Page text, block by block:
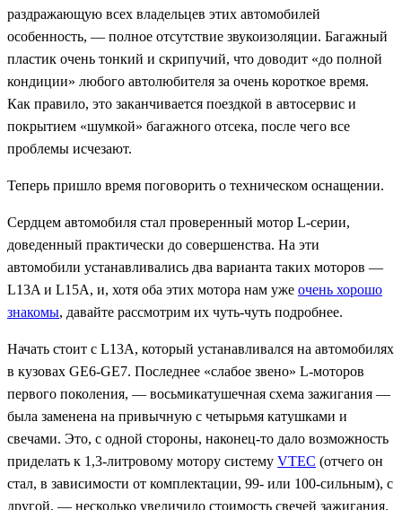
раздражающую всех владельцев этих автомобилей
особенность, — полное отсутствие звукоизоляции. Багажный
пластик очень тонкий и скрипучий, что доводит «до полной
кондиции» любого автолюбителя за очень короткое время.
Как правило, это заканчивается поездкой в автосервис и
покрытием «шумкой» багажного отсека, после чего все
проблемы исчезают.
Теперь пришло время поговорить о техническом оснащении.
Сердцем автомобиля стал проверенный мотор L-серии,
доведенный практически до совершенства. На эти
автомобили устанавливались два варианта таких моторов —
L13A и L15A, и, хотя оба этих мотора нам уже очень хорошо
знакомы, давайте рассмотрим их чуть-чуть подробнее.
Начать стоит с L13A, который устанавливался на автомобилях
в кузовах GE6-GE7. Последнее «слабое звено» L-моторов
первого поколения, — восьмикатушечная схема зажигания —
была заменена на привычную с четырьмя катушками и
свечами. Это, с одной стороны, наконец-то дало возможность
приделать к 1,3-литровому мотору систему VTEC (отчего он
стал, в зависимости от комплектации, 99- или 100-сильным), с
другой, — несколько увеличило стоимость свечей зажигания.